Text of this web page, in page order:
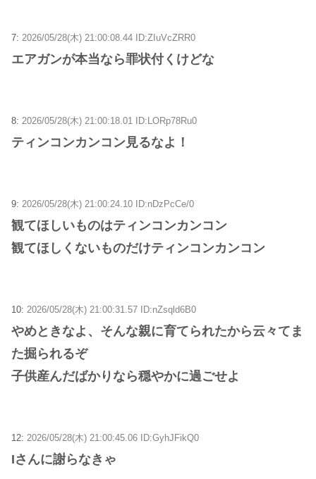
7: 2026/05/28(木) 21:00:08.44 ID:ZIuVcZRR0
エアガンが本当なら罪状付くけどな
8: 2026/05/28(木) 21:00:18.01 ID:LORp78Ru0
ティンコンカンコン見るなよ！
9: 2026/05/28(木) 21:00:24.10 ID:nDzPcCe/0
観てほしいものはティンコンカンコン
観てほしくないものだけティンコンカンコン
10: 2026/05/28(木) 21:00:31.57 ID:nZsqld6B0
やめときなよ、そんな親に育てられたから云々てま
た掘られるぞ
子供産んだばかりなら穏やかに過ごせよ
12: 2026/05/28(木) 21:00:45.06 ID:GyhJFikQ0
Iさんに謝らなきゃ